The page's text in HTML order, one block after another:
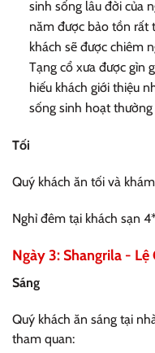
sinh sống lâu đời của
năm được bảo tồn rất
khách sẽ được chiêm
Tạng cổ xưa được gìn
hiếu khách giới thiệu
sống sinh hoạt
Tối
Quý khách ăn tối và
Nghỉ đêm tại khách sạn
Ngày 3: Shangrila - Lệ
Sáng
Quý khách ăn sáng tại
tham quan: